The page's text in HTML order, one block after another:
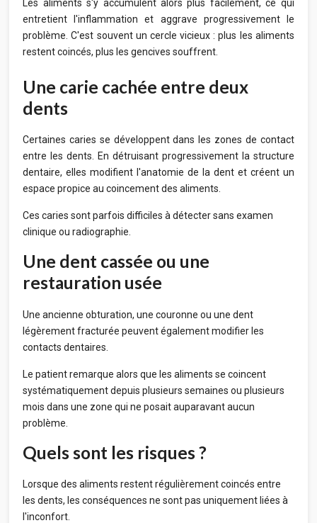
Les aliments s'y accumulent alors plus facilement, ce qui
entretient l'inflammation et aggrave progressivement le
problème. C'est souvent un cercle vicieux : plus les aliments
restent coincés, plus les gencives souffrent.
Une carie cachée entre deux
dents
Certaines caries se développent dans les zones de contact
entre les dents. En détruisant progressivement la structure
dentaire, elles modifient l'anatomie de la dent et créent un
espace propice au coincement des aliments.
Ces caries sont parfois difficiles à détecter sans examen
clinique ou radiographie.
Une dent cassée ou une
restauration usée
Une ancienne obturation, une couronne ou une dent
légèrement fracturée peuvent également modifier les
contacts dentaires.
Le patient remarque alors que les aliments se coincent
systématiquement depuis plusieurs semaines ou plusieurs
mois dans une zone qui ne posait auparavant aucun
problème.
Quels sont les risques ?
Lorsque des aliments restent régulièrement coincés entre
les dents, les conséquences ne sont pas uniquement liées à
l'inconfort.